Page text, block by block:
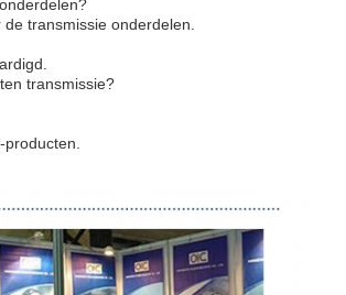
transmissie onderdelen.
transmissie?